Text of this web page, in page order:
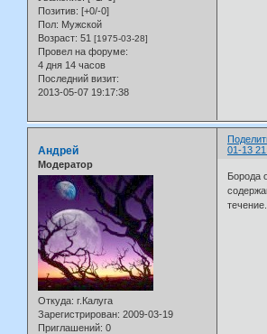
Позитив: [+0/-0]
Пол: Мужской
Возраст: 51 [1975-03-28]
Провел на форуме:
4 дня 14 часов
Последний визит:
2013-05-07 19:17:38
01-13
Андрей
Модератор
Откуда: г.Калуга
Зарегистрирован: 2009-03-19
Приглашений: 0
Борода
течение.